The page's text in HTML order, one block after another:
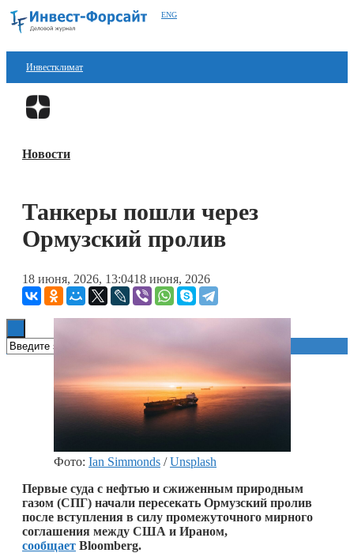
ENG
Инвестклимат
Финансы
Блокчейн
Книги
Новости
Танкеры пошли через
Ормузский пролив
18 июня, 2026, 13:0418 июня, 2026
Фото: Ian Simmonds /Unsplash
Первые суда с нефтью и сжиженным природным
газом (СПГ) начали пересекать Ормузский пролив
после вступления в силу промежуточного мирного
соглашения между США и Ираном,
сообщает Bloomberg.